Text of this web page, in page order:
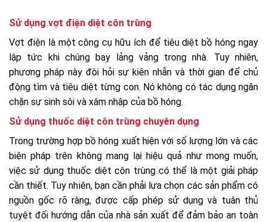
Sử dụng vợt điện diệt côn trùng
Vợt điện là một công cụ hữu ích để tiêu diệt bồ hóng ngay
lập tức khi chúng bay lảng vảng trong nhà. Tuy nhiên,
phương pháp này đòi hỏi sự kiên nhẫn và thời gian để chủ
động tìm và tiêu diệt từng con. Nó không có tác dụng ngăn
chặn sự sinh sôi và xâm nhập của bồ hóng.
Sử dụng thuốc diệt côn trùng chuyên dụng
Trong trường hợp bồ hóng xuất hiện với số lượng lớn và các
biện pháp trên không mang lại hiệu quả như mong muốn,
việc sử dụng thuốc diệt côn trùng có thể là một giải pháp
cần thiết. Tuy nhiên, bạn cần phải lựa chọn các sản phẩm có
nguồn gốc rõ ràng, được cấp phép sử dụng và tuân thủ
tuyệt đối hướng dẫn của nhà sản xuất để đảm bảo an toàn